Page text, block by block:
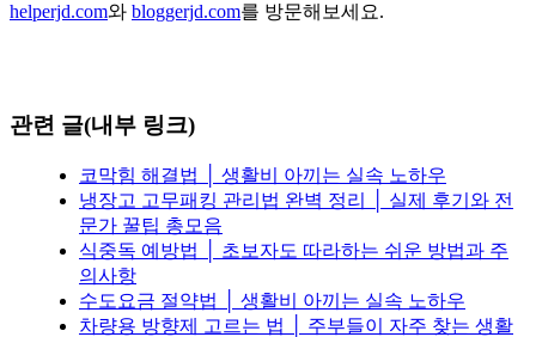
helperjd.com와 bloggerjd.com를 방문해보세요.
관련 글(내부 링크)
코막힘 해결법 │ 생활비 아끼는 실속 노하우
냉장고 고무패킹 관리법 완벽 정리 │ 실제 후기와 전
문가 꿀팁 총모음
식중독 예방법 │ 초보자도 따라하는 쉬운 방법과 주
의사항
수도요금 절약법 │ 생활비 아끼는 실속 노하우
차량용 방향제 고르는 법 │ 주부들이 자주 찾는 생활